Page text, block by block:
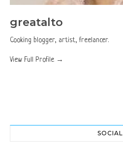
greatalto
Cooking blogger, artist, freelancer.
View Full Profile →
SOCIAL